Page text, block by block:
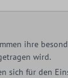
ihre
wird.
sich für den